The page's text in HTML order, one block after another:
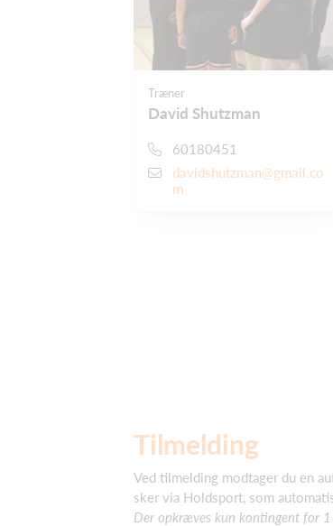
Træner
David Shutzman
60180451
davidshutzman@gmail.co
m
Tilmelding
Ved tilmelding modtager du en
sker via Holdsport, som
Der opkræves kun kontingent for